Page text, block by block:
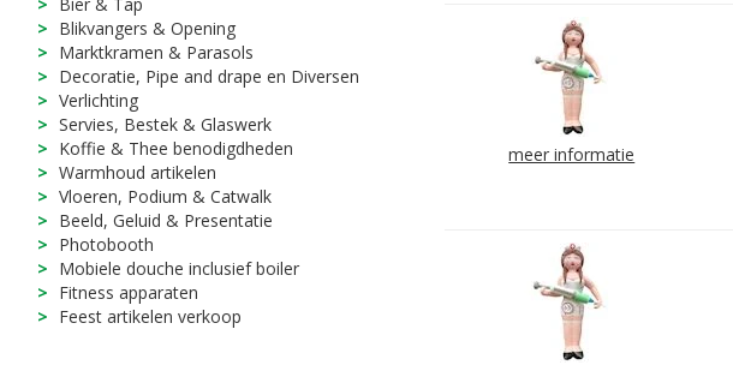
Blikvangers & Opening
Marktkramen & Parasols
Decoratie, Pipe and drape en Diversen
Verlichting
Servies, Bestek & Glaswerk
Koffie & Thee benodigdheden
Warmhoud artikelen
Vloeren, Podium & Catwalk
Beeld, Geluid & Presentatie
Photobooth
Mobiele douche inclusief boiler
Fitness apparaten
Feest artikelen verkoop
meer informatie